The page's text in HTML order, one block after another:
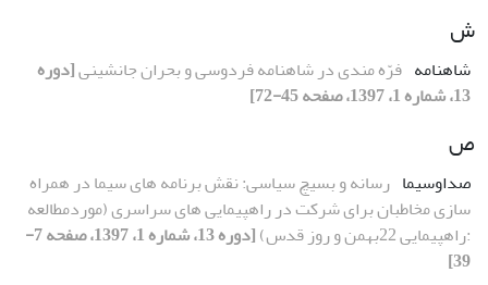
ش
شاهنامه فرّه مندی در شاهنامه فردوسی و بحران جانشینی[دوره
13، شماره 1، 1397، صفحه 45-72]
ص
صداوسیما رسانه و بسیچ سیاسی: نقش برنامه های سیما در همراه
سازی مخاطبان برای شرکت در راهپیمایی های سراسری (موردمطالعه
:راهپیمایی 22بهمن و روز قدس)
[دوره 13، شماره 1، 1397، صفحه 7-
39]